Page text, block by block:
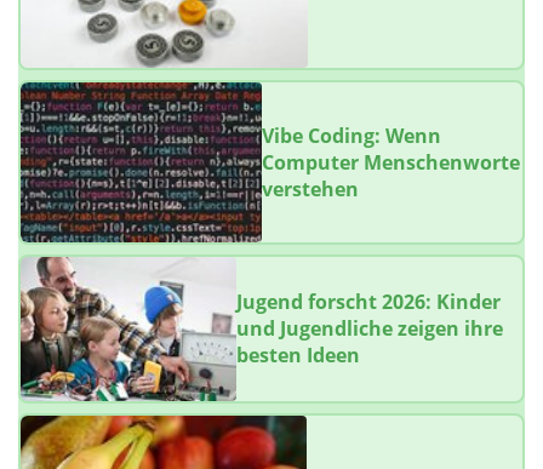
Vibe Coding: Wenn
Computer Menschenworte
verstehen
Jugend forscht 2026: Kinder
und Jugendliche zeigen ihre
besten Ideen